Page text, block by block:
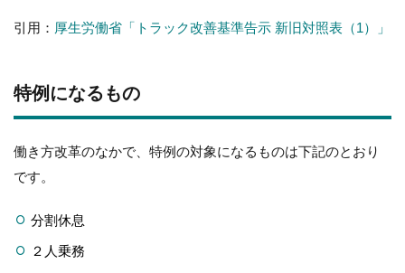
引用： 厚生労働省「トラック改善基準告示 新旧対照表（1）」
特例になるもの
働き方改革のなかで、特例の対象になるものは下記のとおり
です。
分割休息
２人乗務